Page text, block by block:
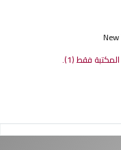
المكتبة فقط(1).